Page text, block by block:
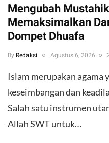
Mengubah
Memaksimalkan
Dompet Dhuafa
By Redaksi Agustus 6, 2026
Islam merupakan agama
keseimbangan dan
Salah satu instrumen
Allah SWT untuk…